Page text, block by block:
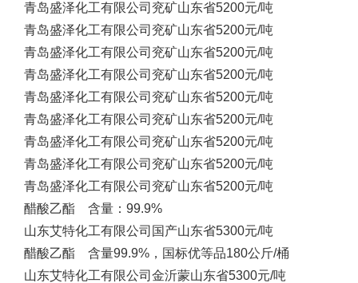
青岛盛泽化工有限公司 兖矿山东省5200元/吨
青岛盛泽化工有限公司 兖矿山东省5200元/吨
青岛盛泽化工有限公司 兖矿山东省5200元/吨
青岛盛泽化工有限公司 兖矿山东省5200元/吨
青岛盛泽化工有限公司 兖矿山东省5200元/吨
青岛盛泽化工有限公司 兖矿山东省5200元/吨
青岛盛泽化工有限公司 兖矿山东省5200元/吨
青岛盛泽化工有限公司 兖矿山东省5200元/吨
青岛盛泽化工有限公司 兖矿山东省5200元/吨
醋酸乙酯 含量：99.9%
山东艾特化工有限公司 国产山东省5300元/吨
醋酸乙酯 含量99.9%，国标优等品180公斤/桶
山东艾特化工有限公司 金沂蒙山东省5300元/吨